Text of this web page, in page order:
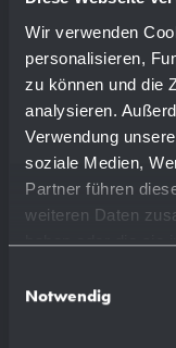
Wir verwenden
personalisieren,
zu können und die
analysieren.
Verwendung
soziale Medien,
Partner führen
weiteren Daten
haben oder die sie
Notwendig